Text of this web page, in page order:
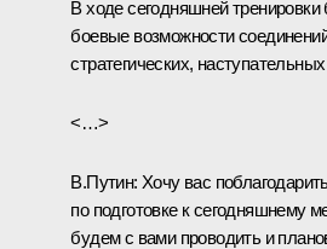
В ходе сегодняшней
боевые возможности
стратегических,
<…>
В.Путин: Хочу вас
по подготовке к сегодняшнему
будем с вами проводить и